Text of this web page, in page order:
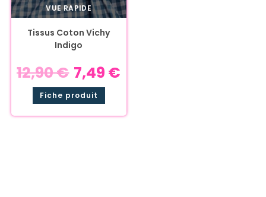
VUE RAPIDE
Tissus Coton Vichy
Indigo
12,90€ 7,49 €
Fiche produit